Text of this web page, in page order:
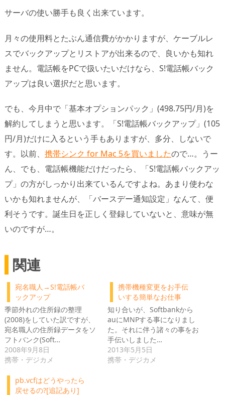
サーバの使い勝手も良く出来ています。
月々の使用料とたぶん通信費がかかりますが、ケーブルレ
スでバックアップとリストアが出来るので、良いかも知れ
ません。電話帳をPCで扱いたいだけなら、S!電話帳バック
アップは良い選択だと思います。
でも、今月中で「基本オプションパック」(498.75円/月)を
解約してしまうと思います。「S!電話帳バックアップ」(105
円/月)だけに入るという手もありますが、多分、しないで
す。以前、 携帯シンク for Mac 5を買いましたので…。うー
ん、でも、電話帳機能だけだったら、「S!電話帳バックアッ
プ」の方がしっかり出来ているんですよね。あまり使わな
いかも知れませんが、「バースデー通知設定」なんて、便
利そうです。誕生日を正しく登録していないと、意味が無
いのですが…。
関連
宛名職人→S!電話帳バ
ックアップ
季節外れの住所録の整理
(2008)をしていた訳ですが、
宛名職人の住所録データをソ
フトバンク(Soft…
2008年9月8日
携帯・デジカメ
携帯機種変更をお手伝
いする簡単なお仕事
知り合いが、Softbankから
auにMNPする事になりまし
た。それに伴う諸々の事をお
手伝いしました…
2013年5月5日
携帯・デジカメ
pb.vcfはどうやったら
戻せるの?[追記あり]